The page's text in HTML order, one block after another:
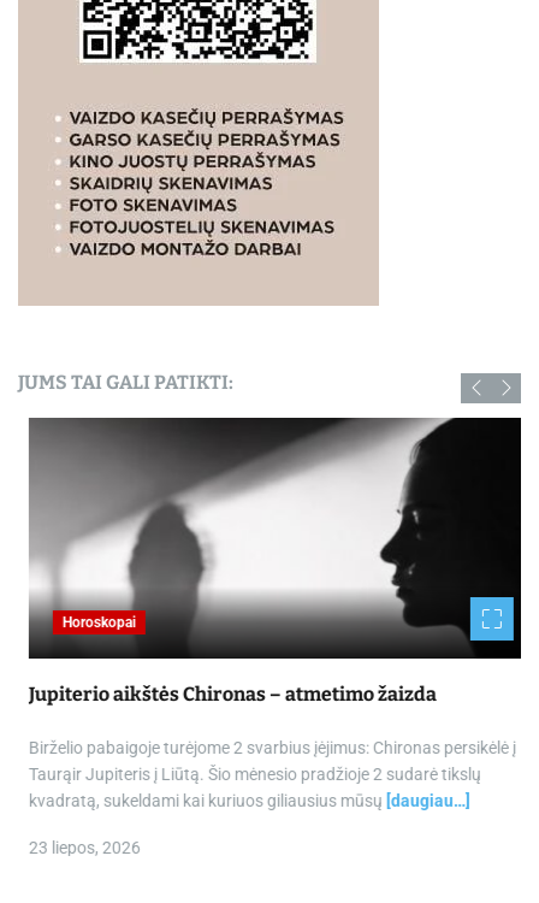
JUMS TAI GALI PATIKTI:
Horoskopai
Jupiterio aikštės Chironas – atmetimo žaizda
Birželio pabaigoje turėjome 2 svarbius įėjimus: Chironas persikėlė į
Taurąir Jupiteris į Liūtą. Šio mėnesio pradžioje 2 sudarė tikslų
kvadratą, sukeldami kai kuriuos giliausius mūsų[daugiau…]
23 liepos, 2026